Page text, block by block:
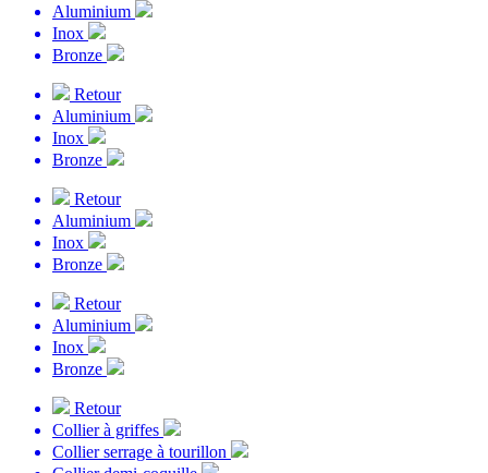
Aluminium
Inox
Bronze
Retour
Aluminium
Inox
Bronze
Retour
Aluminium
Inox
Bronze
Retour
Aluminium
Inox
Bronze
Retour
Collier à griffes
Collier serrage à tourillon